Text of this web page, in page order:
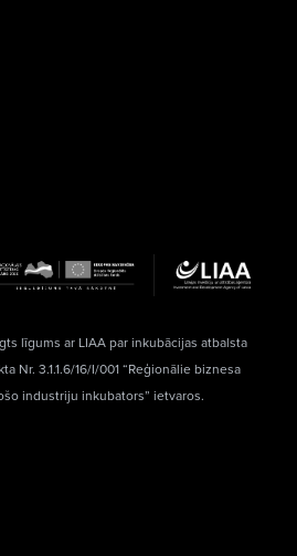
līgums ar LIAA par inkubācijas atbalsta
Nr. 3.1.1.6/16/I/001 “Reģionālie biznesa
industriju inkubators” ietvaros.